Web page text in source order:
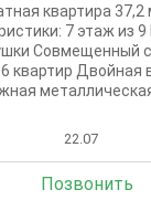
квартира
7 этаж из 9
Совмещенный
квартир Двойная
металлическая
22.07
Позвонить